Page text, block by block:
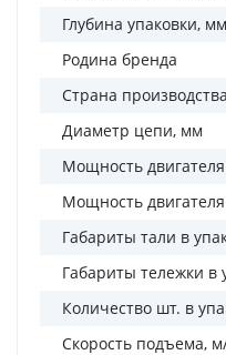
Глубина упаковки, мм
Родина бренда
Страна производства
Диаметр цепи, мм
Мощность
Мощность
Габариты тали в
Габариты тележки в
Количество шт. в
Скорость подъема,